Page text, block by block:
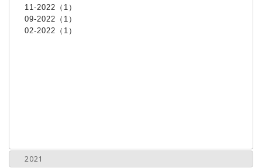
11-2022（1）
09-2022（1）
02-2022（1）
2021